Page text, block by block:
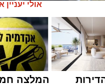
אולי
המלצה